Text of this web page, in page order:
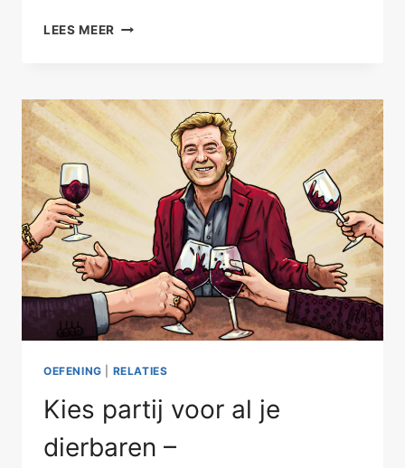
LEES MEER VRIENDEN
–
PLATONISCH
II
OEFENING RELATIES
Kies partij voor al je
dierbaren –